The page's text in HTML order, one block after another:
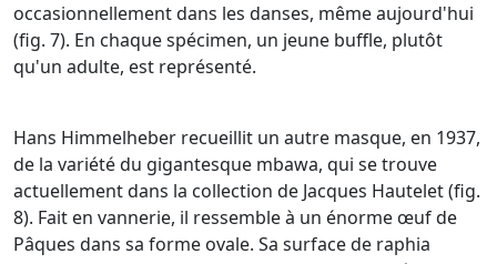
occasionnellement dans les danses, même aujourd'hui
(fig. 7). En chaque spécimen, un jeune buffle, plutôt
qu'un adulte, est représenté.
Hans Himmelheber recueillit un autre masque, en 1937,
de la variété du gigantesque mbawa, qui se trouve
actuellement dans la collection de Jacques Hautelet (fig.
8). Fait en vannerie, il ressemble à un énorme œuf de
Pâques dans sa forme ovale. Sa surface de raphia